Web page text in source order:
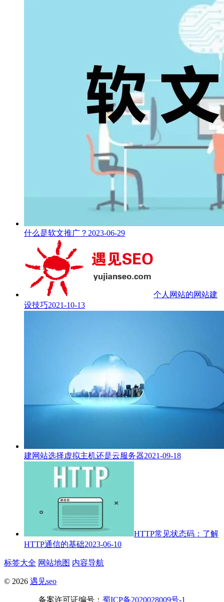
什么是软文推广？ 2023-06-29
个人网站的网站建
设技巧2021-10-13
建网站选择虚拟主机还是云服务器2021-09-18
HTTP常见状态码：了解
HTTP通信的基础2023-06-10
标签大全 网站地图 内容导航
© 2026 遇见seo
备案许可证编号： 蜀ICP备2020028009号-1